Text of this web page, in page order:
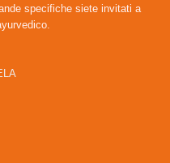
specifiche siete invitati a